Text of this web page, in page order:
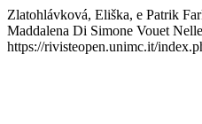
Zlatohlávková, Eliška, e Patrik
Maddalena Di Simone Vouet
https://rivisteopen.unimc.it/